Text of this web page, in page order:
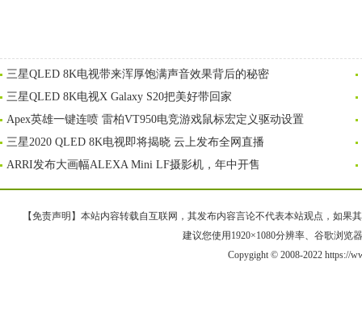
三星QLED 8K电视带来浑厚饱满声音效果背后的秘密
三星QLED 8K电视X Galaxy S20把美好带回家
Apex英雄一键连喷 雷柏VT950电竞游戏鼠标宏定义驱动设置
三星2020 QLED 8K电视即将揭晓 云上发布全网直播
ARRI发布大画幅ALEXA Mini LF摄影机，年中开售
【免责声明】本站内容转载自互联网，其发布内容言论不代表本站观点，如果
建议您使用1920×1080分辨率、谷歌浏览
Copygight © 2008-2022 https://